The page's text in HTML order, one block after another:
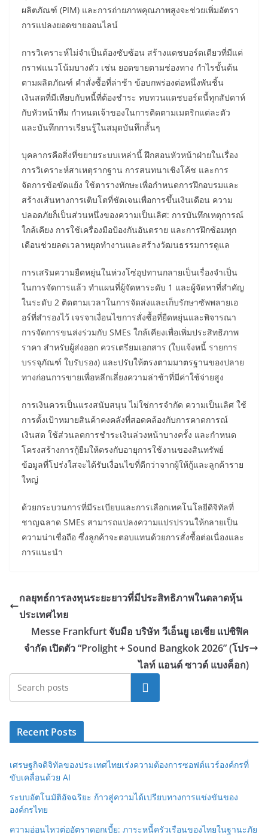
ผลิตภัณฑ์ (PIM) และการถ่ายภาพคุณภาพสูงจะช่วยเพิ่มอัตรา
การแปลงยอดขายออนไลน์
การวิเคราะห์ไม่จำเป็นต้องซับซ้อน สร้างแดชบอร์ดเดียวที่มีแค่
กราฟแนวโน้มบางตัว เช่น ยอดขายตามช่องทาง กำไรขั้นต้น
ตามผลิตภัณฑ์ คำสั่งซื้อที่ล่าช้า ข้อบกพร่องต่อหนึ่งพันชิ้น
เงินสดที่มีเทียบกับหนี้ที่ต้องชำระ ทบทวนแดชบอร์ดนี้ทุกสัปดาห์
กับหัวหน้าทีม กำหนดเจ้าของในการติดตามเมตริกแต่ละตัว
และบันทึกการเรียนรู้ในสมุดบันทึกสั้นๆ
บุคลากรคือสิ่งที่ขยายระบบเหล่านี้ ฝึกสอนหัวหน้าฝ่ายในเรื่อง
การวิเคราะห์สาเหตุรากฐาน การสนทนาเชิงโค้ช และการ
จัดการข้อขัดแย้ง ใช้ตารางทักษะเพื่อกำหนดการฝึกอบรมและ
สร้างเส้นทางการเติบโตที่ชัดเจนเพื่อการขึ้นเงินเดือน ความ
ปลอดภัยก็เป็นส่วนหนึ่งของความเป็นเลิศ: การบันทึกเหตุการณ์
ใกล้เคียง การใช้เครื่องมือป้องกันอันตราย และการฝึกซ้อมทุก
เดือนช่วยลดเวลาหยุดทำงานและสร้างวัฒนธรรมการดูแล
การเสริมความยืดหยุ่นในห่วงโซ่อุปทานกลายเป็นเรื่องจำเป็น
ในการจัดการแล้ว ทำแผนที่ผู้จัดหาระดับ 1 และผู้จัดหาที่สำคัญ
ในระดับ 2 ติดตามเวลาในการจัดส่งและเก็บรักษาซัพพลายเอ
อร์ที่สำรองไว้ เจรจาเงื่อนไขการสั่งซื้อที่ยืดหยุ่นและพิจารณา
การจัดการขนส่งร่วมกับ SMEs ใกล้เคียงเพื่อเพิ่มประสิทธิภาพ
ราคา สำหรับผู้ส่งออก ควรเตรียมเอกสาร (ใบแจ้งหนี้ รายการ
บรรจุภัณฑ์ ใบรับรอง) และปรับให้ตรงตามมาตรฐานของปลาย
ทางก่อนการขายเพื่อหลีกเลี่ยงความล่าช้าที่มีค่าใช้จ่ายสูง
การเงินควรเป็นแรงสนับสนุน ไม่ใช่การจำกัด ความเป็นเลิศ ใช้
การตั้งเป้าหมายสินค้าคงคลังที่สอดคล้องกับการคาดการณ์
เงินสด ใช้ส่วนลดการชำระเงินล่วงหน้าบางครั้ง และกำหนด
โครงสร้างการกู้ยืมให้ตรงกับอายุการใช้งานของสินทรัพย์
ข้อมูลที่โปร่งใสจะได้รับเงื่อนไขที่ดีกว่าจากผู้ให้กู้และลูกค้าราย
ใหญ่
ด้วยกระบวนการที่มีระเบียบและการเลือกเทคโนโลยีดิจิทัลที่
ชาญฉลาด SMEs สามารถแปลงความแปรปรวนให้กลายเป็น
ความน่าเชื่อถือ ซึ่งลูกค้าจะตอบแทนด้วยการสั่งซื้อต่อเนื่องและ
การแนะนำ
กลยุทธ์การลงทุนระยะยาวที่มีประสิทธิภาพในตลาดหุ้น
ประเทศไทย
Messe Frankfurt จับมือ บริษัท วีเอ็นยู เอเชีย แปซิฟิค
จำกัด เปิดตัว “Prolight + Sound Bangkok 2026” (โปร
ไลท์ แอนด์ ซาวด์ แบงค็อก)
Search
Recent Posts
เศรษฐกิจดิจิทัลของประเทศไทยเร่งความต้องการซอฟต์แวร์องค์กรที่
ขับเคลื่อนด้วย AI
ระบบอัตโนมัติอัจฉริยะ ก้าวสู่ความได้เปรียบทางการแข่งขันของ
องค์กรไทย
ความอ่อนไหวต่ออัตราดอกเบี้ย: ภาระหนี้ครัวเรือนของไทยในฐานะภัย